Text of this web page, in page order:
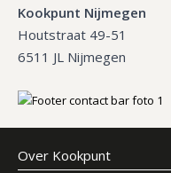
Kookpunt Nijmegen
Houtstraat 49-51
6511 JL Nijmegen
Over Kookpunt